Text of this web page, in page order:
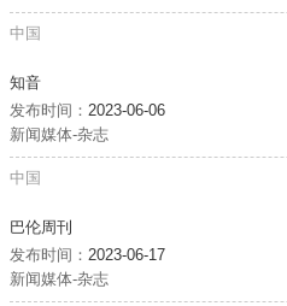
中国
知音
发布时间： 2023-06-06
新闻媒体-杂志
中国
巴伦周刊
发布时间： 2023-06-17
新闻媒体-杂志